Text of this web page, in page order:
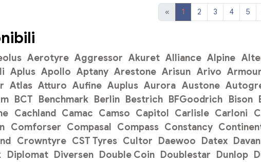
« 1 2 3 4 5
Aerotyre Aggressor Akuret Alliance Alpine
Aplus Apollo Aptany Arestone Arisun Arivo Armour
Atlas Atturo Aufine Auplus Aurora Austone
BCT Benchmark Berlin Bestrich BFGoodrich Bison
Cachland Camac Camso Capitol Carlisle Carloni
Comforser Compasal Compass Constancy
Crowntyre CST Tyres Cultor Daewoo Datex
Diplomat Diversen Double Coin Doublestar Dunlop